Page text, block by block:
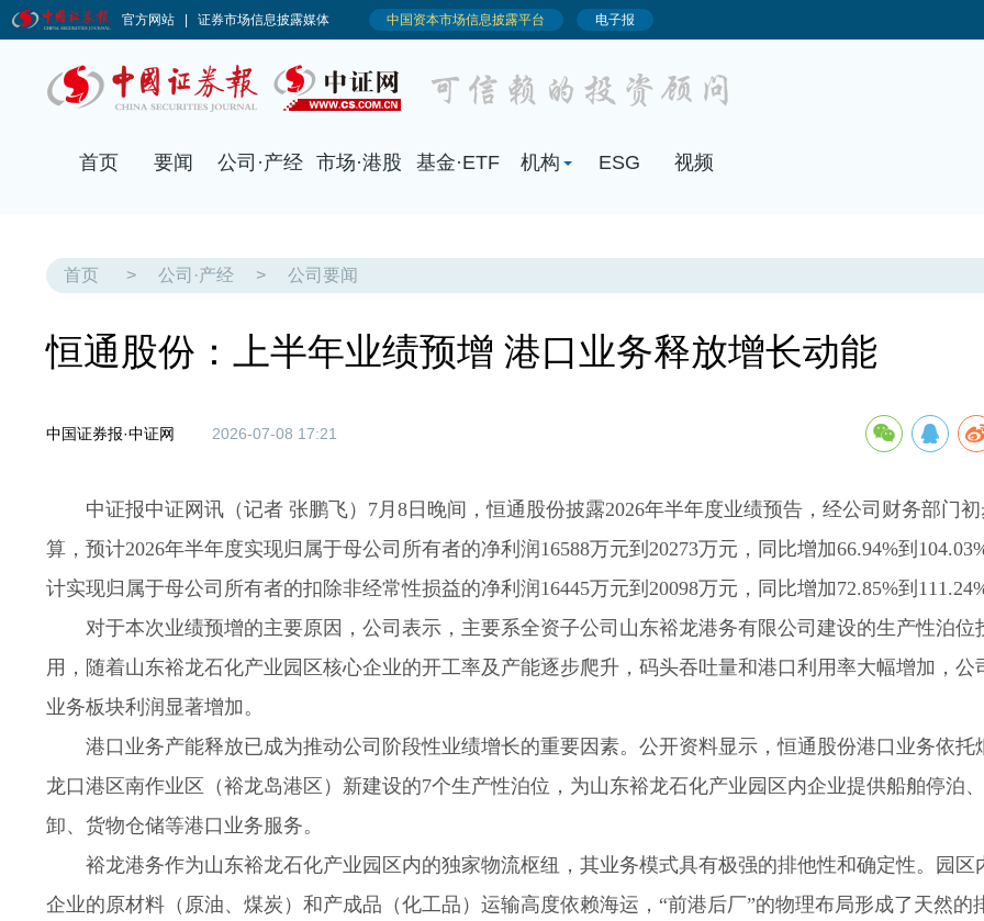
首页 > 公司·产经 > 公司要闻
恒通股份：上半年业绩预增 港口业务释放增长动能
中国证券报·中证网 2026-07-08 17:21
中证报中证网讯（记者 张鹏飞）7月8日晚间，恒通股份披露2026年半年度业绩预告，经公司财务部门
算，预计2026年半年度实现归属于母公司所有者的净利润16588万元到20273万元，同比增加66.94%到
计实现归属于母公司所有者的扣除非经常性损益的净利润16445万元到20098万元，同比增加72.85%到
对于本次业绩预增的主要原因，公司表示，主要系全资子公司山东裕龙港务有限公司建设的生产性泊位
用，随着山东裕龙石化产业园区核心企业的开工率及产能逐步爬升，码头吞吐量和港口利用率大幅增加，公
业务板块利润显著增加。
港口业务产能释放已成为推动公司阶段性业绩增长的重要因素。公开资料显示，恒通股份港口业务依托
龙口港区南作业区（裕龙岛港区）新建设的7个生产性泊位，为山东裕龙石化产业园区内企业提供船舶停泊
卸、货物仓储等港口业务服务。
裕龙港务作为山东裕龙石化产业园区内的独家物流枢纽，其业务模式具有极强的排他性和确定性。园区
企业的原材料（原油、煤炭）和产成品（化工品）运输高度依赖海运，“前港后厂”的物理布局形成了天然的